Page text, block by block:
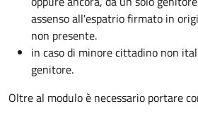
assenso all'espatrio firmato in
non presente.
in caso di minore cittadino non
genitore.
Oltre al modulo è necessario portare